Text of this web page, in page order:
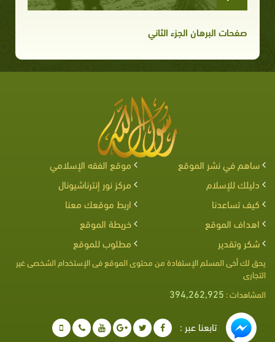
صفحات البرهان الجزء الثاني
ساهم في نشر الموقع
موقع الفقه الإسلامي
دليلك للإسلام
مركز نور إنترناشيونال
كيف تساعدنا
اربط موقعك معنا
اهداف الموقع
خريطة الموقع
شكر وتقدير
مطلوب للموقع
يحق لك أخى المسلم الإستفادة من محتوى الموقع فى الإستخدام الشخصى غير
التجارى
المشاهدات : 394,262,925
تابعنا عبر :